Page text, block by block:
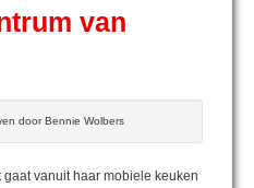
van
door Bennie Wolbers
gaat vanuit haar mobiele keuken